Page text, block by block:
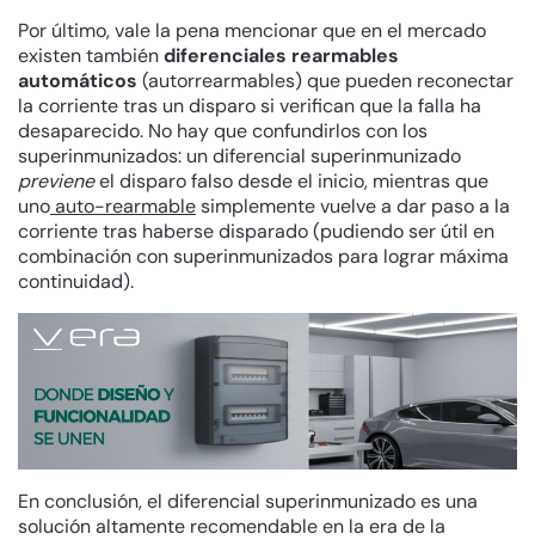
Por último, vale la pena mencionar que en el mercado
existen tambiéndiferenciales rearmables
automáticos (autorrearmables) que pueden reconectar
la corriente tras un disparo si verifican que la falla ha
desaparecido. No hay que confundirlos con los
superinmunizados: un diferencial superinmunizado
previeneel disparo falso desde el inicio, mientras que
unoauto-rearmablesimplemente vuelve a dar paso a la
corriente tras haberse disparado (pudiendo ser útil en
combinación con superinmunizados para lograr máxima
continuidad).
En conclusión, el diferencial superinmunizado es una
solución altamente recomendable en la era de la